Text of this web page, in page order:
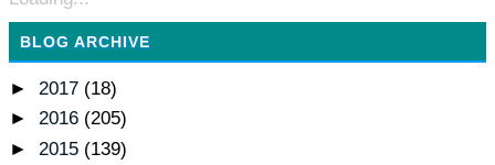
BLOG ARCHIVE
► 2017 (18)
► 2016 (205)
► 2015 (139)